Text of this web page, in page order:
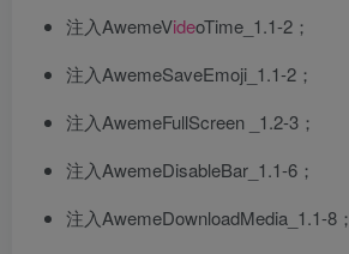
注入AwemeVideoTime_1.1-2；
注入AwemeSaveEmoji_1.1-2；
注入AwemeFullScreen _1.2-3；
注入AwemeDisableBar_1.1-6；
注入AwemeDownloadMedia_1.1-8；